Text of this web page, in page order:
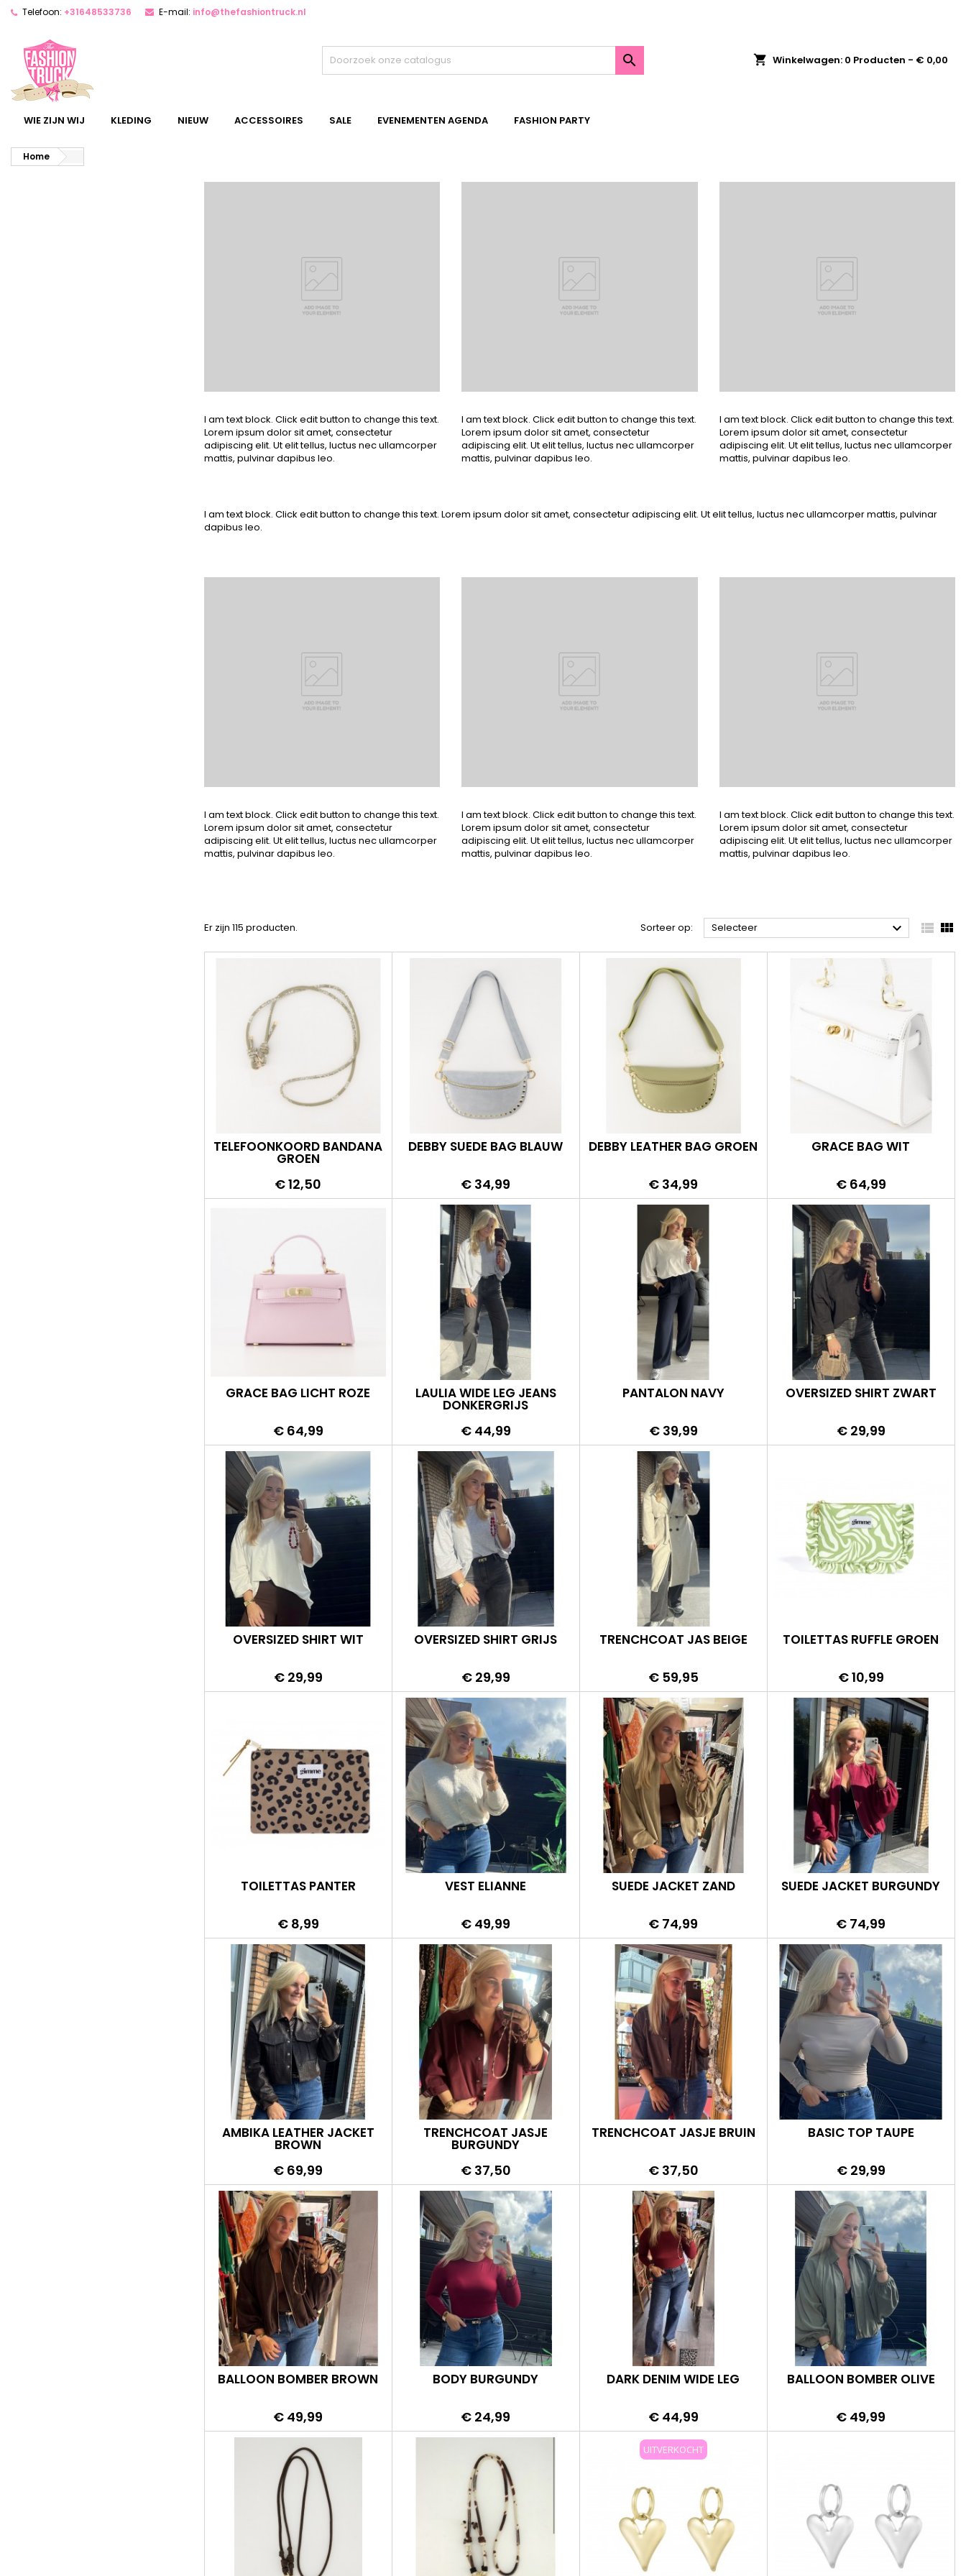
Telefoon: +31648533736 E-mail: info@thefashiontruck.nl
shopping_cart Winkelwagen: 0 Producten - € 0,00

WIE ZIJN WIJ KLEDING NIEUW ACCESSOIRES SALE EVENEMENTEN AGENDA FASHION PARTY
Home
I am text block. Click edit button to change this text.
Lorem ipsum dolor sit amet, consectetur
adipiscing elit. Ut elit tellus, luctus nec ullamcorper
mattis, pulvinar dapibus leo.
I am text block. Click edit button to change this text.
Lorem ipsum dolor sit amet, consectetur
adipiscing elit. Ut elit tellus, luctus nec ullamcorper
mattis, pulvinar dapibus leo.
I am text block. Click edit button to change this text.
Lorem ipsum dolor sit amet, consectetur
adipiscing elit. Ut elit tellus, luctus nec ullamcorper
mattis, pulvinar dapibus leo.
I am text block. Click edit button to change this text. Lorem ipsum dolor sit amet, consectetur adipiscing elit. Ut elit tellus, luctus nec ullamcorper mattis, pulvinar
dapibus leo.
I am text block. Click edit button to change this text.
Lorem ipsum dolor sit amet, consectetur
adipiscing elit. Ut elit tellus, luctus nec ullamcorper
mattis, pulvinar dapibus leo.
I am text block. Click edit button to change this text.
Lorem ipsum dolor sit amet, consectetur
adipiscing elit. Ut elit tellus, luctus nec ullamcorper
mattis, pulvinar dapibus leo.
I am text block. Click edit button to change this text.
Lorem ipsum dolor sit amet, consectetur
adipiscing elit. Ut elit tellus, luctus nec ullamcorper
mattis, pulvinar dapibus leo.
Er zijn 115 producten. Sorteer op: Selecteer   
TELEFOONKOORD BANDANA
GROEN
Prijs
€ 12,50
DEBBY SUEDE BAG BLAUW
Prijs
€ 34,99
DEBBY LEATHER BAG GROEN
Prijs
€ 34,99
GRACE BAG WIT
Prijs
€ 64,99
GRACE BAG LICHT ROZE
Prijs
€ 64,99
LAULIA WIDE LEG JEANS
DONKERGRIJS
Prijs
€ 44,99
PANTALON NAVY
Prijs
€ 39,99
OVERSIZED SHIRT ZWART
Prijs
€ 29,99
OVERSIZED SHIRT WIT
Prijs
€ 29,99
OVERSIZED SHIRT GRIJS
Prijs
€ 29,99
TRENCHCOAT JAS BEIGE
Prijs
€ 59,95
TOILETTAS RUFFLE GROEN
Prijs
€ 10,99
TOILETTAS PANTER
Prijs
€ 8,99
VEST ELIANNE
Prijs
€ 49,99
SUEDE JACKET ZAND
Prijs
€ 74,99
SUEDE JACKET BURGUNDY
Prijs
€ 74,99
AMBIKA LEATHER JACKET
BROWN
Prijs
€ 69,99
TRENCHCOAT JASJE
BURGUNDY
Prijs
€ 37,50
TRENCHCOAT JASJE BRUIN
Prijs
€ 37,50
BASIC TOP TAUPE
Prijs
€ 29,99
BALLOON BOMBER BROWN
Prijs
€ 49,99
BODY BURGUNDY
Prijs
€ 24,99
DARK DENIM WIDE LEG
Prijs
€ 44,99
BALLOON BOMBER OLIVE
Prijs
€ 49,99
UITVERKOCHT